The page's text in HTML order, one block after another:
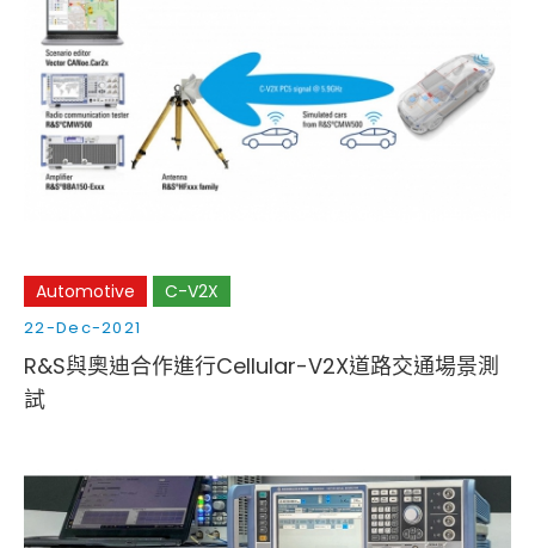
Automotive C-V2X
22-Dec-2021
R&S與奧迪合作進行Cellular-V2X道路交通場景測
試